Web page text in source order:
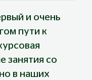
и очень
пути к
занятия со
в наших